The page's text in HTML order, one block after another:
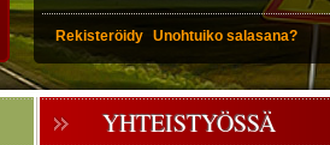
Rekisteröidy Unohtuiko salasana?
YHTEISTYÖSSÄ